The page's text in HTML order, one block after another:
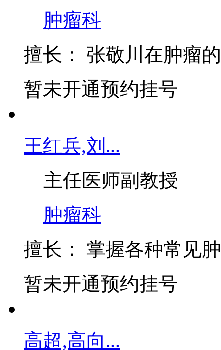
主任医师
肿瘤科
擅长：张敬川在肿瘤
王红兵,刘...
主任医师
肿瘤科
擅长：掌握各种常见